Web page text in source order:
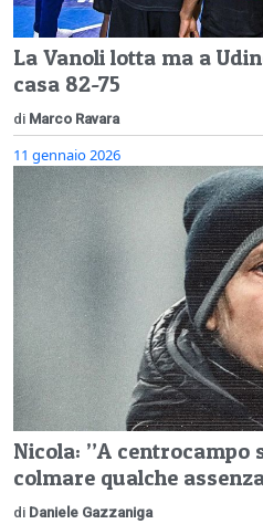
La Vanoli lotta ma a
casa 82-75
di Marco Ravara
11 gennaio 2026
Nicola: ”A centrocampo
colmare qualche
di Daniele Gazzaniga